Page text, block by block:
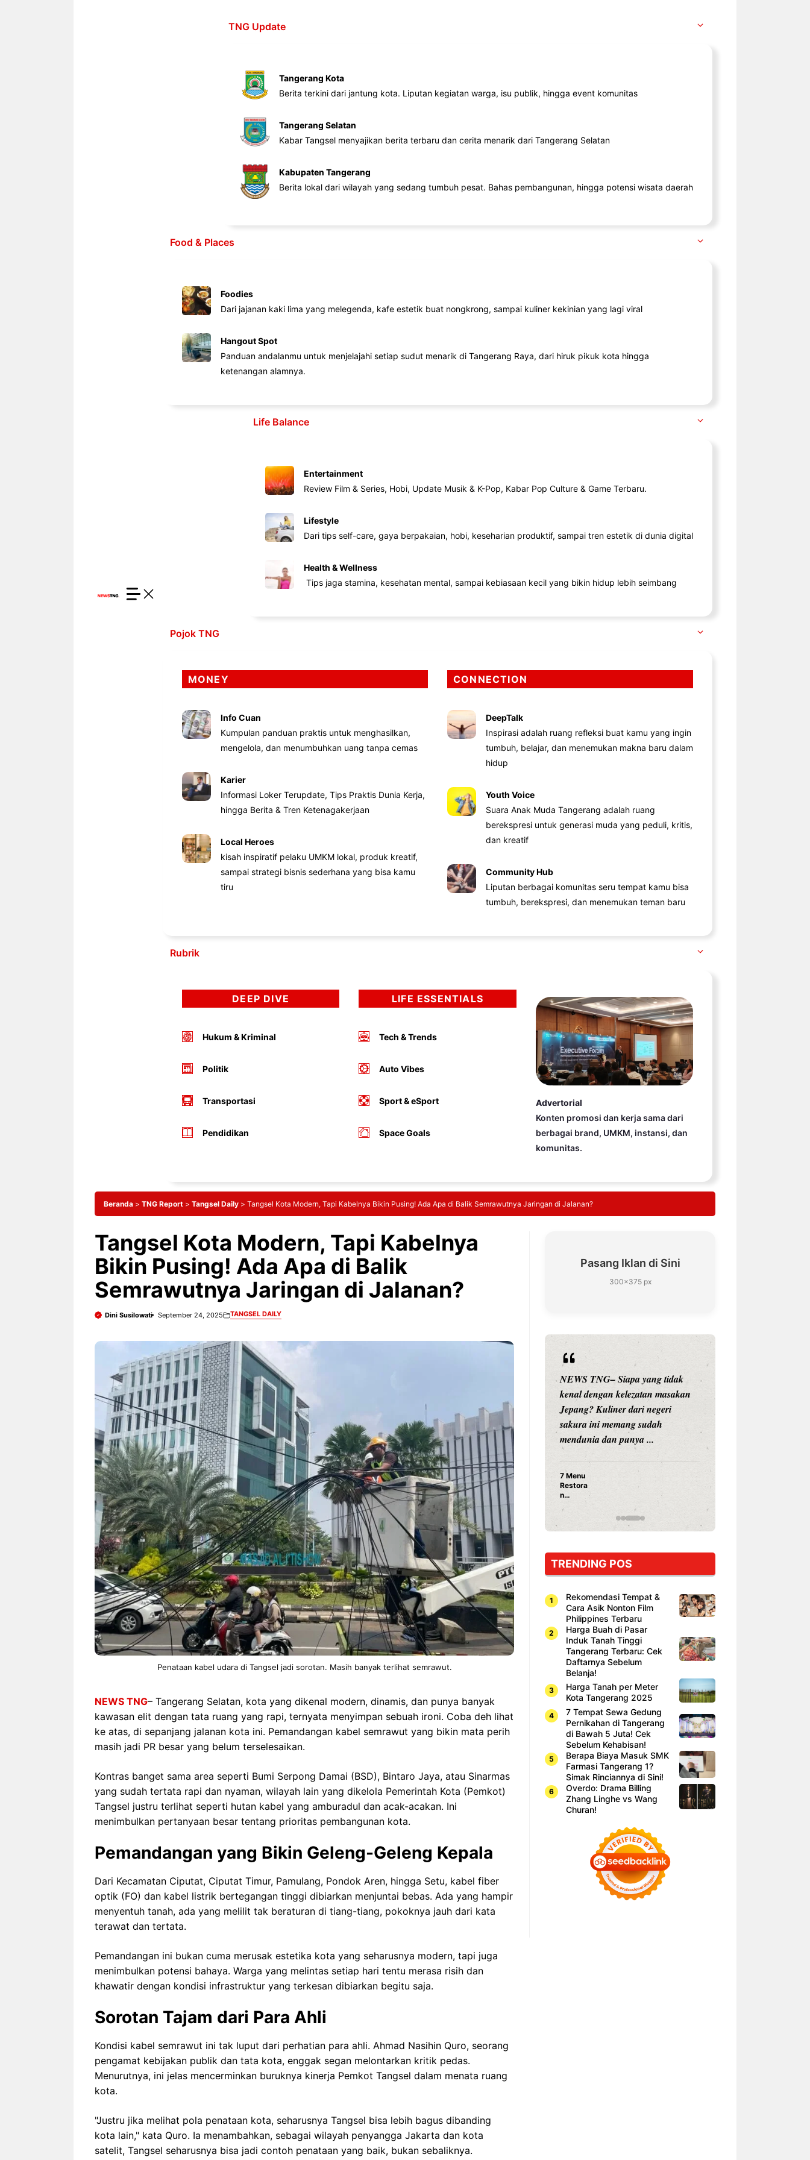
TNG Update
Tangerang Kota
Berita terkini dari jantung kota. Liputan kegiatan warga, isu publik, hingga event komunitas
Tangerang Selatan
Kabar Tangsel menyajikan berita terbaru dan cerita menarik dari Tangerang Selatan
Kabupaten Tangerang
Berita lokal dari wilayah yang sedang tumbuh pesat. Bahas pembangunan, hingga potensi wisata daerah
Food & Places
Foodies
Dari jajanan kaki lima yang melegenda, kafe estetik buat nongkrong, sampai kuliner kekinian yang lagi viral
Hangout Spot
Panduan andalanmu untuk menjelajahi setiap sudut menarik di Tangerang Raya, dari hiruk pikuk kota hingga
ketenangan alamnya.
Life Balance
Entertainment
Review Film & Series, Hobi, Update Musik & K-Pop, Kabar Pop Culture & Game Terbaru.
Lifestyle
Dari tips self-care, gaya berpakaian, hobi, keseharian produktif, sampai tren estetik di dunia digital
Health & Wellness
Tips jaga stamina, kesehatan mental, sampai kebiasaan kecil yang bikin hidup lebih seimbang
Pojok TNG
MONEY
Info Cuan
Kumpulan panduan praktis untuk menghasilkan,
mengelola, dan menumbuhkan uang tanpa cemas
Karier
Informasi Loker Terupdate, Tips Praktis Dunia Kerja,
hingga Berita & Tren Ketenagakerjaan
Local Heroes
kisah inspiratif pelaku UMKM lokal, produk kreatif,
sampai strategi bisnis sederhana yang bisa kamu
tiru
CONNECTION
DeepTalk
Inspirasi adalah ruang refleksi buat kamu yang ingin
tumbuh, belajar, dan menemukan makna baru dalam
hidup
Youth Voice
Suara Anak Muda Tangerang adalah ruang
berekspresi untuk generasi muda yang peduli, kritis,
dan kreatif
Community Hub
Liputan berbagai komunitas seru tempat kamu bisa
tumbuh, berekspresi, dan menemukan teman baru
Rubrik
DEEP DIVE
Hukum & Kriminal
Politik
Transportasi
Pendidikan
LIFE ESSENTIALS
Tech & Trends
Auto Vibes
Sport & eSport
Space Goals
Advertorial
Konten promosi dan kerja sama dari
berbagai brand, UMKM, instansi, dan
komunitas.
Beranda > TNG Report > Tangsel Daily > Tangsel Kota Modern, Tapi Kabelnya Bikin Pusing! Ada Apa di Balik Semrawutnya Jaringan di Jalanan?
Tangsel Kota Modern, Tapi Kabelnya
Bikin Pusing! Ada Apa di Balik
Semrawutnya Jaringan di Jalanan?
Dini Susilowati September 24, 2025 TANGSEL DAILY
Penataan kabel udara di Tangsel jadi sorotan. Masih banyak terlihat semrawut.
NEWS TNG– Tangerang Selatan, kota yang dikenal modern, dinamis, dan punya banyak
kawasan elit dengan tata ruang yang rapi, ternyata menyimpan sebuah ironi. Coba deh lihat
ke atas, di sepanjang jalanan kota ini. Pemandangan kabel semrawut yang bikin mata perih
masih jadi PR besar yang belum terselesaikan.
Kontras banget sama area seperti Bumi Serpong Damai (BSD), Bintaro Jaya, atau Sinarmas
yang sudah tertata rapi dan nyaman, wilayah lain yang dikelola Pemerintah Kota (Pemkot)
Tangsel justru terlihat seperti hutan kabel yang amburadul dan acak-acakan. Ini
menimbulkan pertanyaan besar tentang prioritas pembangunan kota.
Pemandangan yang Bikin Geleng-Geleng Kepala
Dari Kecamatan Ciputat, Ciputat Timur, Pamulang, Pondok Aren, hingga Setu, kabel fiber
optik (FO) dan kabel listrik bertegangan tinggi dibiarkan menjuntai bebas. Ada yang hampir
menyentuh tanah, ada yang melilit tak beraturan di tiang-tiang, pokoknya jauh dari kata
terawat dan tertata.
Pemandangan ini bukan cuma merusak estetika kota yang seharusnya modern, tapi juga
menimbulkan potensi bahaya. Warga yang melintas setiap hari tentu merasa risih dan
khawatir dengan kondisi infrastruktur yang terkesan dibiarkan begitu saja.
Sorotan Tajam dari Para Ahli
Kondisi kabel semrawut ini tak luput dari perhatian para ahli. Ahmad Nasihin Quro, seorang
pengamat kebijakan publik dan tata kota, enggak segan melontarkan kritik pedas.
Menurutnya, ini jelas mencerminkan buruknya kinerja Pemkot Tangsel dalam menata ruang
kota.
"Justru jika melihat pola penataan kota, seharusnya Tangsel bisa lebih bagus dibanding
kota lain," kata Quro. Ia menambahkan, sebagai wilayah penyangga Jakarta dan kota
satelit, Tangsel seharusnya bisa jadi contoh penataan yang baik, bukan sebaliknya.
Pasang Iklan di Sini
300×375 px
NEWS TNG– Siapa sangka, dua
nama besar di dunia hiburan,
Nunung Srimulat dan Vicky
Prasetyo, kini merambah dunia
kuliner dengan ...
Nunung Srimulat & Vicky
Prasetyo Buka Restoran
Ayam Panggang! Cuma Rp
15 Ribu, Resep Rahasia
Mami Bikin Nagih!
NEWS TNG– Bandung –
Menyambut pergantian tahun
2026, restoran all you can eat
Kakkoii All You Can Eat Bandung
menghadirkan ...
Sambut 2026, Kakkoii
Bandung Hadirkan Pesta All
You Can Eat Mulai Rp
145.000
buat iseng-iseng, eh ternyata malah
jadi peluang bisnis yang
menguntungkan? ...
Dari Iseng Jadi Cuan: Kisah
TUM_ATUL yang Ubah
Hampers Jadi Bisnis Kece
NEWS TNG– Siapa yang tidak
kenal dengan kelezatan masakan
Jepang? Kuliner dari negeri
sakura ini memang sudah
mendunia dan punya ...
7 Menu
Restora
n
yang
Dicoba,
Cuma
Sushi!
TRENDING POS
Rekomendasi Tempat &
Cara Asik Nonton Film
Philippines Terbaru
Harga Buah di Pasar
Induk Tanah Tinggi
Tangerang Terbaru: Cek
Daftarnya Sebelum
Belanja!
Harga Tanah per Meter
Kota Tangerang 2025
7 Tempat Sewa Gedung
Pernikahan di Tangerang
di Bawah 5 Juta! Cek
Sebelum Kehabisan!
Berapa Biaya Masuk SMK
Farmasi Tangerang 1?
Simak Rinciannya di Sini!
Overdo: Drama Billing
Zhang Linghe vs Wang
Churan!